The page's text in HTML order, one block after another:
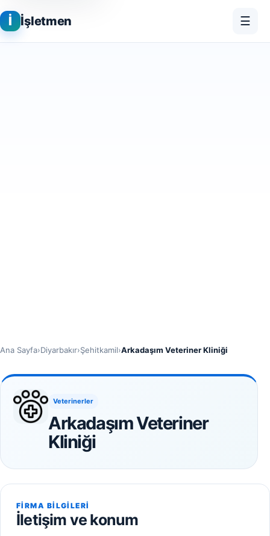
İ İşletmen ☰
Ana Sayfa›Diyarbakır›Şehitkamil›Arkadaşım Veteriner Kliniği
Veterinerler
Arkadaşım Veteriner
Kliniği
FIRMA BILGILERI
İletişim ve konum